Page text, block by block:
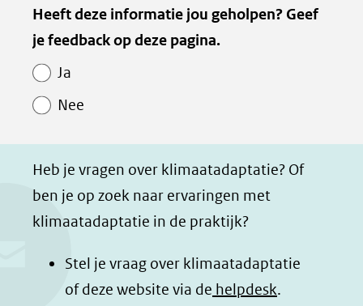
een
andere
l
e
a
b
o
o
l
e
i
d
I
l
e
h
t
a
p
z
e
n
d
l
e
Kopie
van
Paginawaardering
Heeft deze informatie jou geholpen? Geef
je feedback op deze pagina.
Ja
Nee
Heb je vragen over klimaatadaptatie? Of
ben je op zoek naar ervaringen met
klimaatadaptatie in de praktijk?
Stel je vraag over klimaatadaptatie
of deze website via de helpdesk.